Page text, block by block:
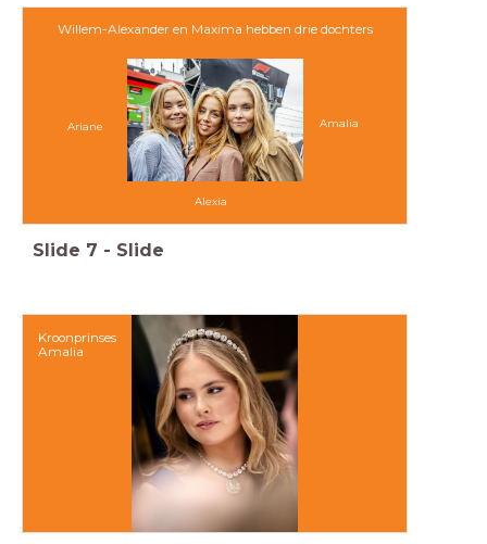
Willem-Alexander en Maxima hebben drie dochters
Ariane
Alexia
Amalia
Slide 7 - Slide
Kroonprinses
Amalia